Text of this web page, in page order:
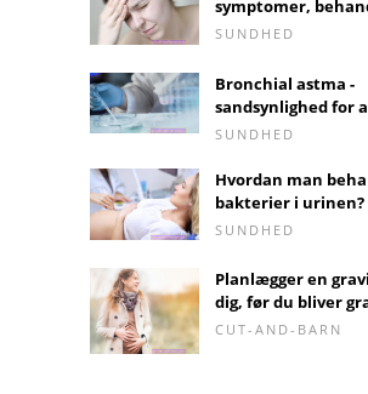
symptomer,
SUNDHED
Bronchial astma -
sandsynlighed for
SUNDHED
Hvordan man
bakterier i urinen?
SUNDHED
Planlægger en
dig, før du bliver
CUT-AND-BARN